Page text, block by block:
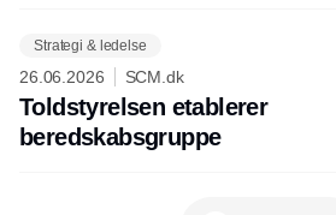
Strategi & ledelse
26.06.2026 SCM.dk
Toldstyrelsen etablerer
beredskabsgruppe